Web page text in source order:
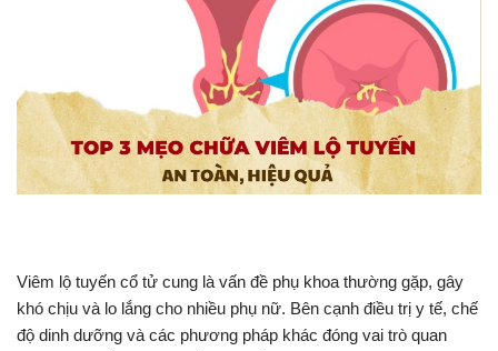
Viêm lộ tuyến cổ tử cung là vấn đề phụ khoa thường gặp, gây
khó chịu và lo lắng cho nhiều phụ nữ. Bên cạnh điều trị y tế, chế
độ dinh dưỡng và các phương pháp khác đóng vai trò quan